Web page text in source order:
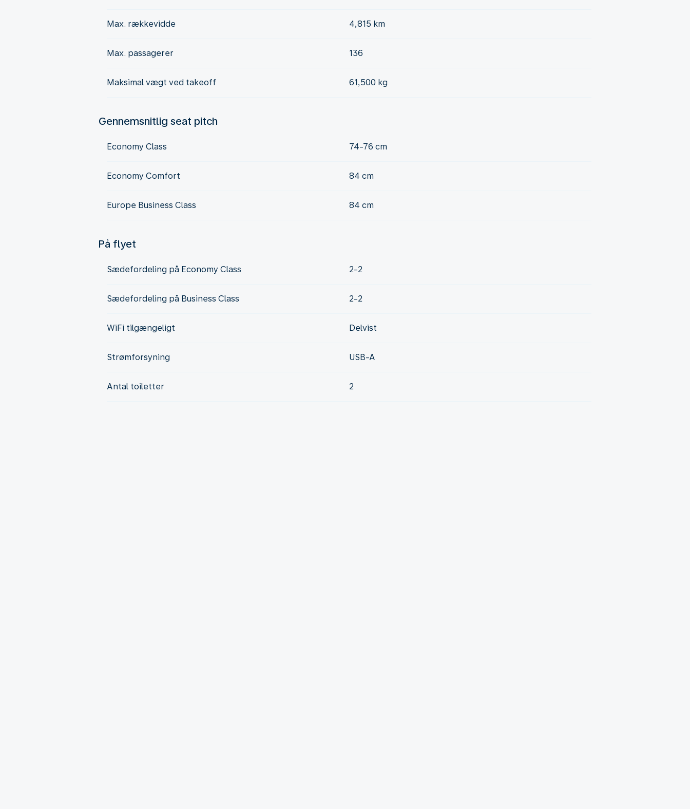
Max. rækkevidde 4,815 km
Max. passagerer 136
Maksimal vægt ved takeoff 61,500 kg
Gennemsnitlig seat pitch
Economy Class 74-76 cm
Economy Comfort 84 cm
Europe Business Class 84 cm
På flyet
Sædefordeling på Economy Class 2-2
Sædefordeling på Business Class 2-2
WiFi tilgængeligt Delvist
Strømforsyning USB-A
Antal toiletter 2